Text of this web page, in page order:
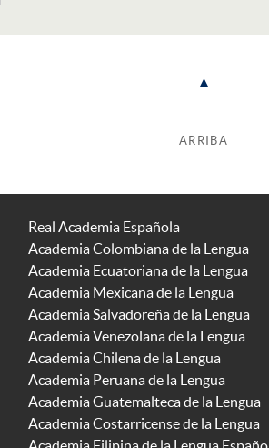
ARRIBA
Real Academia Española
Academia Colombiana de la Lengua
Academia Ecuatoriana de la Lengua
Academia Mexicana de la Lengua
Academia Salvadoreña de la Lengua
Academia Venezolana de la Lengua
Academia Chilena de la Lengua
Academia Peruana de la Lengua
Academia Guatemalteca de la Lengua
Academia Costarricense de la Lengua